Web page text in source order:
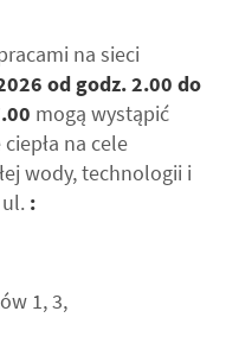
na sieci
od godz. 2.00 do
mogą wystąpić
na cele
wody, technologii i
:
1, 3,